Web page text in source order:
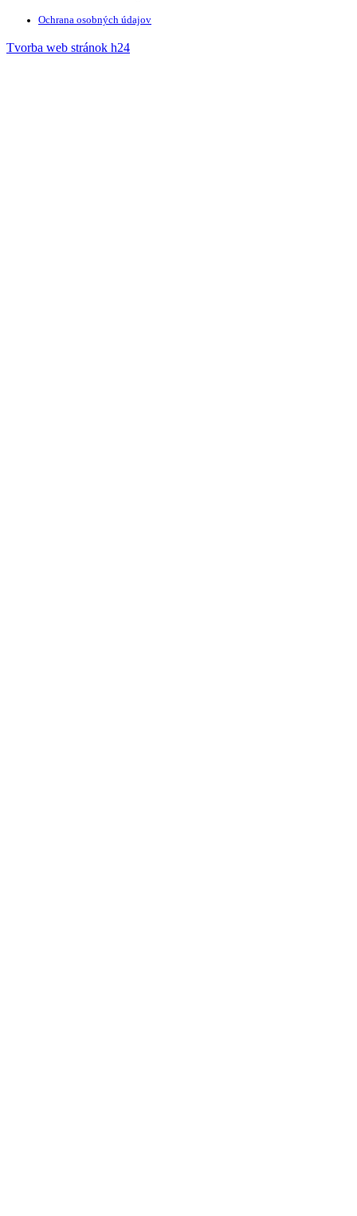
Ochrana osobných údajov
Tvorba web stránok h24